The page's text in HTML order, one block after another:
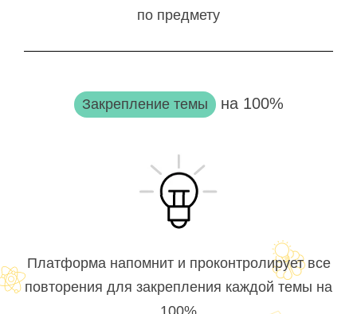
по предмету
Закрепление темы на 100%
Платформа напомнит и проконтролирует все
повторения для закрепления каждой темы на
100%